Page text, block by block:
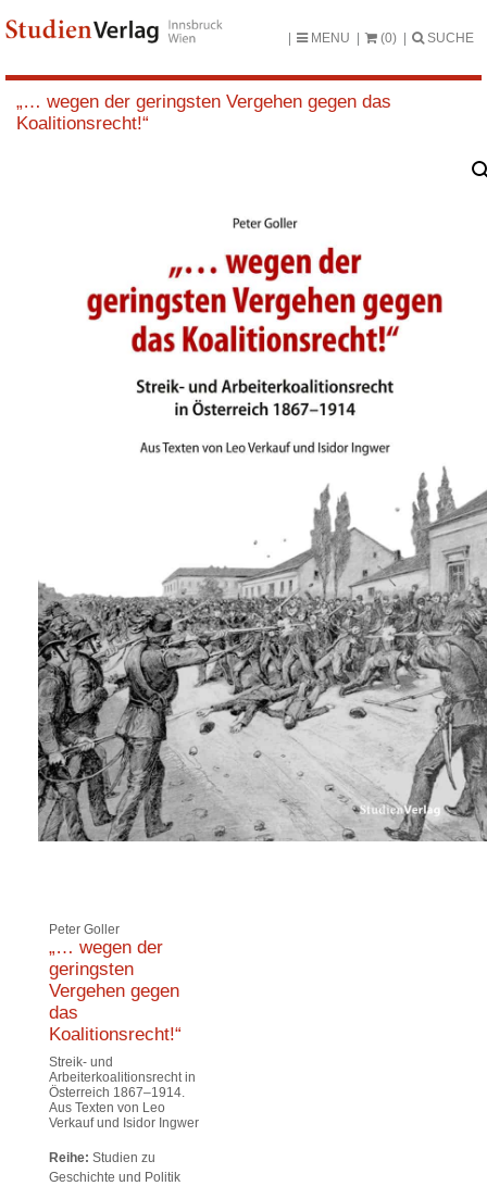
MENU (0) SUCHE
„… wegen der geringsten Vergehen gegen das
Koalitionsrecht!“
Peter Goller
„… wegen der
geringsten
Vergehen gegen
das
Koalitionsrecht!“
Streik- und
Arbeiterkoalitionsrecht in
Österreich 1867–1914.
Aus Texten von Leo
Verkauf und Isidor Ingwer
Reihe: Studien zu
Geschichte und Politik